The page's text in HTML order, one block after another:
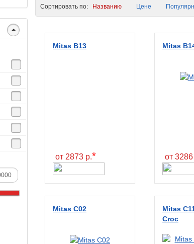
Сортировать по: Названию Цене
Mitas B13
от 2873 р.*
Mitas
от 3286
Mitas C02
Mitas
Croc